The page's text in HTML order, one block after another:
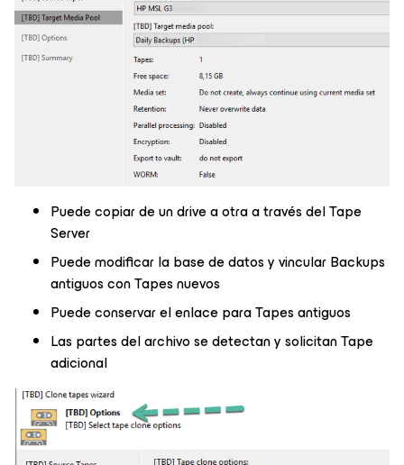
Puede copiar de un drive a otra a través del Tape
Server
Puede modificar la base de datos y vincular Backups
antiguos con Tapes nuevos
Puede conservar el enlace para Tapes antiguos
Las partes del archivo se detectan y solicitan Tape
adicional